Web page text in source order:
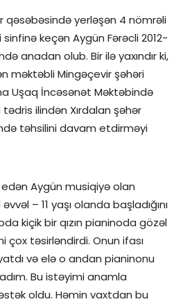
qəsəbəsində yerləşən 4 nömrəli
keçən Aygün Fərəcli 2012-
anadan olub. Bir ilə yaxındır ki,
məktəbli Mingəçevir şəhəri
Uşaq İncəsənət Məktəbində
ilindən Xırdalan şəhər
təhsilini davam etdirməyi
Aygün musiqiyə olan
– 11 yaşı olanda başladığını
kiçik bir qızın pianinoda gözəl
çox təsirləndirdi. Onun ifası
və elə o andan pianinonu
Bu istəyimi anamla
oldu. Həmin vaxtdan bu